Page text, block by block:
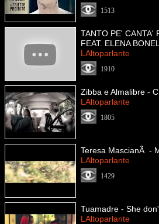
1513
TANTO PE' CANTA'
FEAT. ELENA
LAltoparlante
1910
Zibba e Almalibre -
LAltoparlante
1805
Teresa MascianÃ -
LAltoparlante
1429
Tuamadre - She
LAltoparlante